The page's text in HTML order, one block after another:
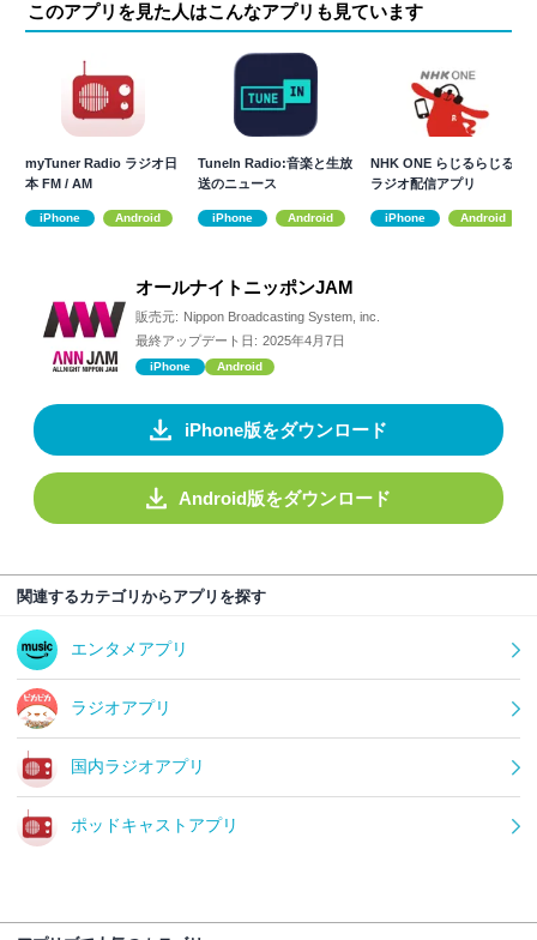
このアプリを見た人はこんなアプリも見ています
myTuner Radio ラジオ日
本 FM / AM
iPhone Android
TuneIn Radio:音楽と生放
送のニュース
iPhone Android
NHK ONE らじるらじる
ラジオ配信アプリ
iPhone Android
オールナイトニッポンJAM
販売元: Nippon Broadcasting System, inc.
最終アップデート日: 2025年4月7日
iPhone Android
iPhone版をダウンロード
Android版をダウンロード
関連するカテゴリからアプリを探す
エンタメアプリ
ラジオアプリ
国内ラジオアプリ
ポッドキャストアプリ